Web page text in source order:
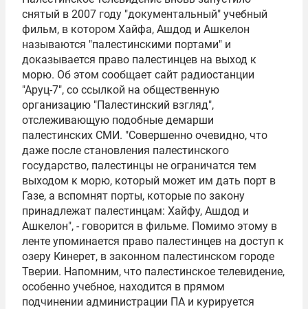
снятый в 2007 году "документальный" учебный
фильм, в котором Хайфа, Ашдод и Ашкелон
называются "палестинскими портами" и
доказывается право палестинцев на выход к
морю. Об этом сообщает сайт радиостанции
"Аруц-7", со ссылкой на общественную
организацию "Палестинский взгляд",
отслеживающую подобные демарши
палестинских СМИ. "Совершенно очевидно, что
даже после становления палестинского
государство, палестинцы не ограничатся тем
выходом к морю, который может им дать порт в
Газе, а вспомнят порты, которые по закону
принадлежат палестинцам: Хайфу, Ашдод и
Ашкелон", - говорится в фильме. Помимо этому в
ленте упоминается право палестинцев на доступ к
озеру Кинерет, в законном палестинском городе
Тверии. Напомним, что палестинское телевидение,
особенно учебное, находится в прямом
подчинении администрации ПА и курируется